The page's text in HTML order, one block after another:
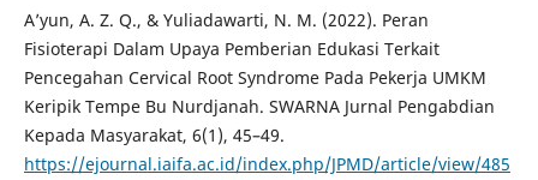
A’yun, A. Z. Q., & Yuliadawarti, N. M. (2022). Peran
Fisioterapi Dalam Upaya Pemberian Edukasi Terkait
Pencegahan Cervical Root Syndrome Pada Pekerja UMKM
Keripik Tempe Bu Nurdjanah. SWARNA Jurnal Pengabdian
Kepada Masyarakat, 6(1), 45–49.
https://ejournal.iaifa.ac.id/index.php/JPMD/article/view/485